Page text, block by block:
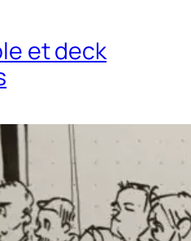
et deck